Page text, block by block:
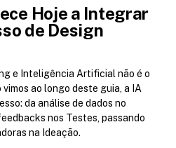
Hoje a Integrar
de Design
e Inteligência Artificial não é o
ao longo deste guia, a IA
da análise de dados no
nos Testes, passando
na Ideação.